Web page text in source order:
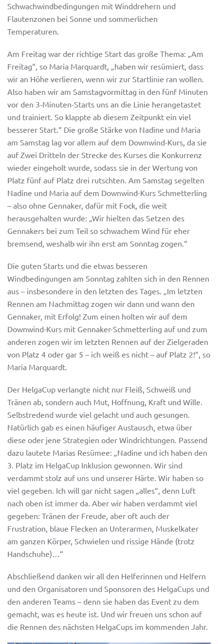
Schwachwindbedingungen mit Winddrehern und
Flautenzonen bei Sonne und sommerlichen
Temperaturen.
Am Freitag war der richtige Start das große Thema: „Am
Freitag“, so Maria Marquardt, „haben wir resümiert, dass
wir an Höhe verlieren, wenn wir zur Startlinie ran wollen.
Also haben wir am Samstagvormittag in den fünf Minuten
vor den 3-Minuten-Starts uns an die Linie herangetastet
und trainiert. So klappte ab diesem Zeitpunkt ein viel
besserer Start.“ Die große Stärke von Nadine und Maria
am Samstag lag vor allem auf dem Downwind-Kurs, da sie
auf Zwei Dritteln der Strecke des Kurses die Konkurrenz
wieder eingeholt wurde, sodass sie in der Wertung von
Platz fünf auf Platz drei rutschten. Am Samstag segelten
Nadine und Maria auf dem Downwind-Kurs Schmetterling
– also ohne Gennaker, dafür mit Fock, die weit
herausgehalten wurde: „Wir hielten das Setzen des
Gennakers bei zum Teil so schwachem Wind für eher
bremsend, weshalb wir ihn erst am Sonntag zogen.“
Die guten Starts und die etwas besseren
Windbedingungen am Sonntag zahlten sich in den Rennen
aus – insbesondere in den letzten des Tages. „Im letzten
Rennen am Nachmittag zogen wir dann und wann den
Gennaker, mit Erfolg! Zum einen holten wir auf dem
Downwind-Kurs mit Gennaker-Schmetterling auf und zum
anderen zogen wir im letzten Rennen auf der Zielgeraden
von Platz 4 oder gar 5 – ich weiß es nicht – auf Platz 2!“, so
Maria Marquardt.
Der HelgaCup verlangte nicht nur Fleiß, Schweiß und
Tränen ab, sondern auch Mut, Hoffnung, Kraft und Wille.
Selbstredend wurde viel gelacht und auch gesungen.
Natürlich gab es einen häufiger Austausch, etwa über
diese oder jene Strategien oder Windrichtungen. Passend
dazu lautete Marias Resümee: „Nadine und ich haben den
3. Platz im HelgaCup Inklusion gewonnen. Wir sind
verdammt stolz auf uns und unserer Härte. Wir haben so
viel gegeben. Ich will gar nicht sagen „alles“, denn Luft
nach oben ist immer da. Aber wir haben verdammt viel
gegeben: Tränen der Freude, aber oft auch der
Frustration, blaue Flecken an Unterarmen, Muskelkater
am ganzen Körper, Schwielen und rissige Hände (trotz
Handschuhe)…“
Abschließend danken wir all den Helferinnen und Helfern
und den Organisatoren und Sponsoren des HelgaCups und
den anderen Teams – denn sie haben das Event zu dem
gemacht, was es heute ist. Und wir freuen uns schon auf
die Rennen des nächsten HelgaCups im kommenden Jahr.